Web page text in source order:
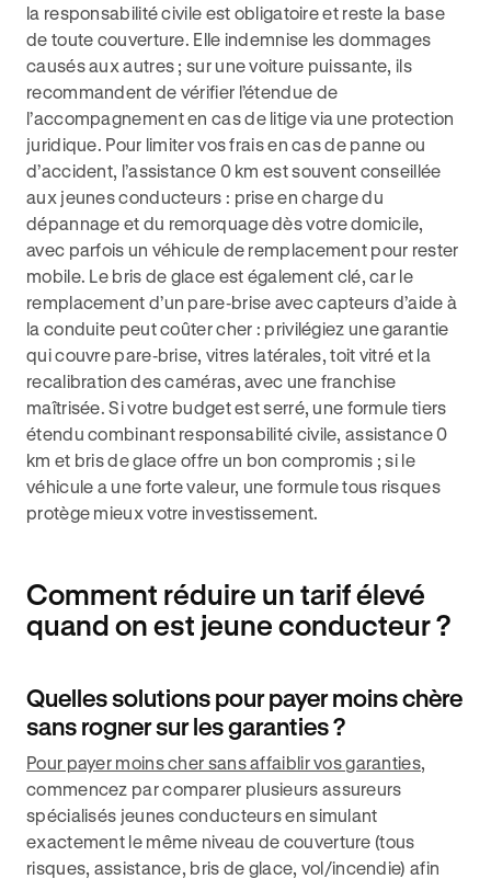
la responsabilité civile est obligatoire et reste la base
de toute couverture. Elle indemnise les dommages
causés aux autres ; sur une voiture puissante, ils
recommandent de vérifier l’étendue de
l’accompagnement en cas de litige via une protection
juridique. Pour limiter vos frais en cas de panne ou
d’accident, l’assistance 0 km est souvent conseillée
aux jeunes conducteurs : prise en charge du
dépannage et du remorquage dès votre domicile,
avec parfois un véhicule de remplacement pour rester
mobile. Le bris de glace est également clé, car le
remplacement d’un pare‑brise avec capteurs d’aide à
la conduite peut coûter cher : privilégiez une garantie
qui couvre pare‑brise, vitres latérales, toit vitré et la
recalibration des caméras, avec une franchise
maîtrisée. Si votre budget est serré, une formule tiers
étendu combinant responsabilité civile, assistance 0
km et bris de glace offre un bon compromis ; si le
véhicule a une forte valeur, une formule tous risques
protège mieux votre investissement.
Comment réduire un tarif élevé
quand on est jeune conducteur ?
Quelles solutions pour payer moins chère
sans rogner sur les garanties ?
Pour payer moins cher sans affaiblir vos garanties,
commencez par comparer plusieurs assureurs
spécialisés jeunes conducteurs en simulant
exactement le même niveau de couverture (tous
risques, assistance, bris de glace, vol/incendie) afin